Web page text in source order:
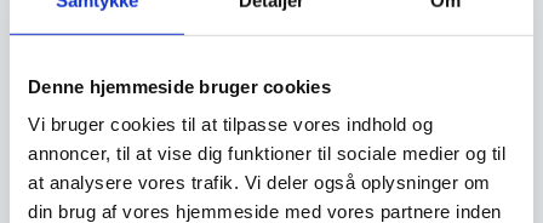
Denne hjemmeside bruger cookies
Vi bruger cookies til at tilpasse vores indhold og
annoncer, til at vise dig funktioner til sociale medier og til
at analysere vores trafik. Vi deler også oplysninger om
din brug af vores hjemmeside med vores partnere inden